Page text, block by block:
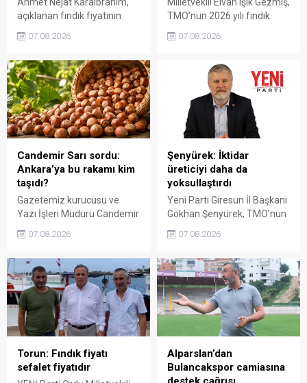
açıklanan fındık fiyatının
karşısında yetersiz kaldığını
emeğinin korunmasını
istedi. Karaibrahim,
sürdürülebilir üretim için
fiyat politikasının yeniden
değerlendirilmesi gerektiğini
söyledi.
07.08.2026
TMO’nun 2026 yılı fındık
Açıklanan rakamın üreticinin
karşılamadığını belirten
Gezmiş, “Üreticiyi yok
sayanı, günü geldiğinde
üretici de yok sayacaktır”
dedi.
07.08.2026
Candemir Sarı sordu:
Ankara’ya bu rakamı kim
taşıdı?
Gazetemiz kurucusu ve
Yazı İşleri Müdürü Candemir
tartışmalarını köşesine
300 liraya ulaştığı bir
dönemde Ankara’ya 240
liralık fiyat teklifi
götürüldüğü iddiasını
gündeme getiren Sarı,
Giresun milletvekillerini açık
ve net bir cevap vermeye
çağırdı.
07.08.2026
Şenyürek: İktidar
üreticiyi daha da
yoksullaştırdı
Yeni Parti Giresun İl Başkanı
Gökhan Şenyürek, TMO’nun
açıkladığı 255 liralık fiyatı
nitelendirdi. Artışın yıllık
enflasyonun altında kaldığını
belirten Şenyürek, kararın
üreticiyi değil tekelleri
koruduğunu savundu.
07.08.2026
Torun: Fındık fiyatı
sefalet fiyatıdır
Alparslan’dan
Bulancakspor camiasına